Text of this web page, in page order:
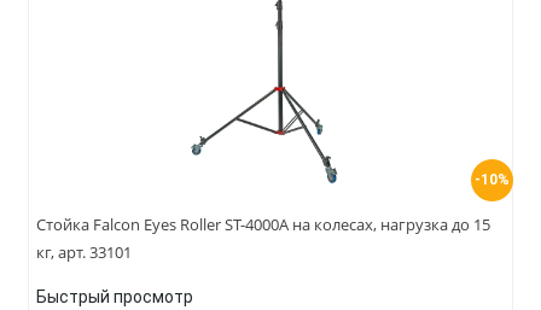
-10%
Стойка Falcon Eyes Roller ST-4000A на колесах, нагрузка до 15
кг, арт. 33101
Быстрый просмотр